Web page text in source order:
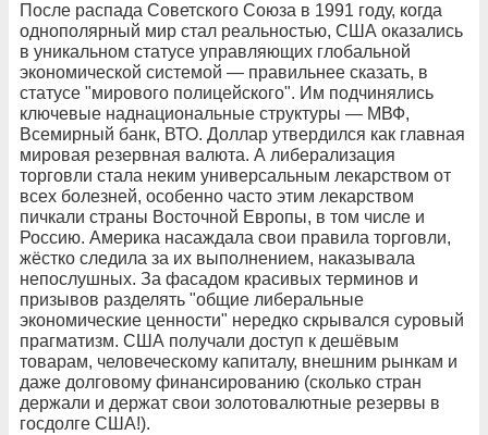
После распада Советского Союза в 1991 году, когда
однополярный мир стал реальностью, США оказались
в уникальном статусе управляющих глобальной
экономической системой — правильнее сказать, в
статусе "мирового полицейского". Им подчинялись
ключевые наднациональные структуры — МВФ,
Всемирный банк, ВТО. Доллар утвердился как главная
мировая резервная валюта. А либерализация
торговли стала неким универсальным лекарством от
всех болезней, особенно часто этим лекарством
пичкали страны Восточной Европы, в том числе и
Россию. Америка насаждала свои правила торговли,
жёстко следила за их выполнением, наказывала
непослушных. За фасадом красивых терминов и
призывов разделять "общие либеральные
экономические ценности" нередко скрывался суровый
прагматизм. США получали доступ к дешёвым
товарам, человеческому капиталу, внешним рынкам и
даже долговому финансированию (сколько стран
держали и держат свои золотовалютные резервы в
госдолге США!).